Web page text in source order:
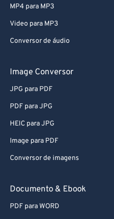
MP4 para MP3
Video para MP3
Conversor de áudio
Image Conversor
JPG para PDF
PDF para JPG
HEIC para JPG
Image para PDF
Conversor de imagens
Documento & Ebook
PDF para WORD